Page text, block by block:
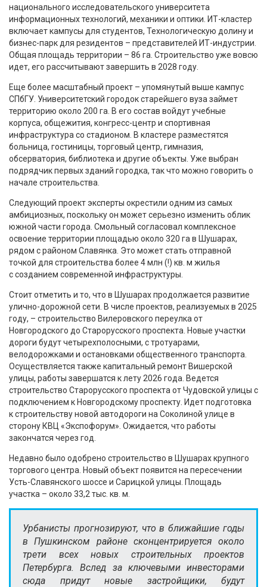
национального исследовательского университета
информационных технологий, механики и оптики. ИТ-кластер
включает кампусы для студентов, Технологическую долину и
бизнес-парк для резидентов – представителей ИТ-индустрии.
Общая площадь территории – 86 га. Строительство уже вовсю
идет, его рассчитывают завершить в 2028 году.
Еще более масштабный проект – упомянутый выше кампус
СПбГУ. Университетский городок старейшего вуза займет
территорию около 200 га. В его состав войдут учебные
корпуса, общежития, конгресс-центр и спортивная
инфраструктура со стадионом. В кластере разместятся
больница, гостиницы, торговый центр, гимназия,
обсерватория, библиотека и другие объекты. Уже выбран
подрядчик первых зданий городка, так что можно говорить о
начале строительства.
Следующий проект эксперты окрестили одним из самых
амбициозных, поскольку он может серьезно изменить облик
южной части города. Смольный согласовал комплексное
освоение территории площадью около 320 га в Шушарах,
рядом с районом Славянка. Это может стать отправной
точкой для строительства более 4 млн (!) кв. м жилья
с созданием современной инфраструктуры.
Стоит отметить и то, что в Шушарах продолжается развитие
улично-дорожной сети. В числе проектов, реализуемых в 2025
году, – строительство Вилеровского переулка от
Новгородского до Старорусского проспекта. Новые участки
дороги будут четырехполосными, с тротуарами,
велодорожками и остановками общественного транспорта.
Осуществляется также капитальный ремонт Вишерской
улицы, работы завершатся к лету 2026 года. Ведется
строительство Старорусского проспекта от Чудовской улицы с
подключением к Новгородскому проспекту. Идет подготовка
к строительству новой автодороги на Соколиной улице в
сторону КВЦ «Экспофорум». Ожидается, что работы
закончатся через год.
Недавно было одобрено строительство в Шушарах крупного
торгового центра. Новый объект появится на пересечении
Усть-Славянского шоссе и Сарицкой улицы. Площадь
участка – около 33,2 тыс. кв. м.
Урбанисты прогнозируют, что в ближайшие годы
в Пушкинском районе сконцентрируется около
трети всех новых строительных проектов
Петербурга. Вслед за ключевыми инвесторами
сюда придут новые застройщики, будут